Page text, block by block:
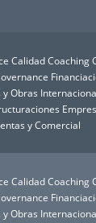
Calidad Coaching
Obras
y Comercial
Calidad Coaching
Obras